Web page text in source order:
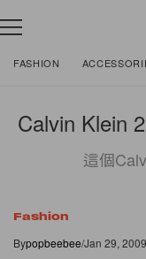
FASHION
Calvin Klein
這個
Fashion
Bypopbeebee/Jan 29, 2009